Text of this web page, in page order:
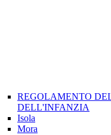
REGOLAMENTO
DELL'INFANZIA
Isola
Mora